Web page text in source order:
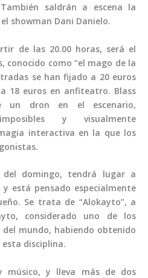
saldrán a escena la
showman Dani Danielo.
de las 20.00 horas, será el
conocido como “el mago de la
se han fijado a 20 euros
18 euros en anfiteatro. Blass
un dron en el escenario,
y visualmente
interactiva en la que los
del domingo, tendrá lugar a
está pensado especialmente
Se trata de “Alokayto”, a
considerado uno de los
mundo, habiendo obtenido
esta disciplina.
músico, y lleva más de dos